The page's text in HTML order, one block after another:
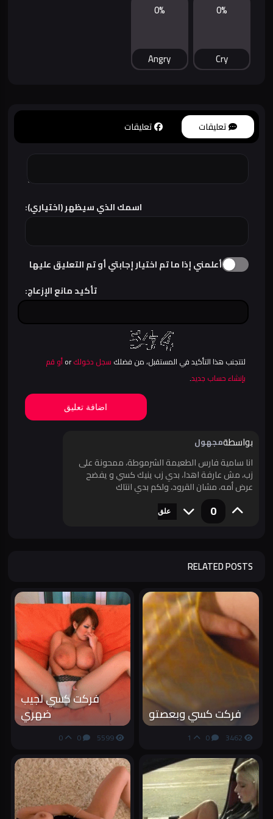
0%
Cry
0%
Angry
تعليقات تعليقات
اسمك الذي سيظهر (اختياري):
أعلمني إذا ما تم اختيار إجابتي أو تم التعليق عليها
تأكيد مانع الإزعاج:
لتتجنب هذا التأكيد في المستقبل، من فضلك سجل دخولكor
أو قم
بإنشاء حساب جديد.
اضافة تعليق
بواسطةمجهول
انا سامية فارس الطعيمة الشرموطة، ممحونة على
زب، مش عارفة اهدا، بدي زب ينيك كسي و يفضح
عرض أمه، مشان القرود، ولكم بدي انتاك
0 علق
RELATED POSTS
فركت كسي وبعصتو
0
فركت كسي لجيب
ضهري
5599
0
0